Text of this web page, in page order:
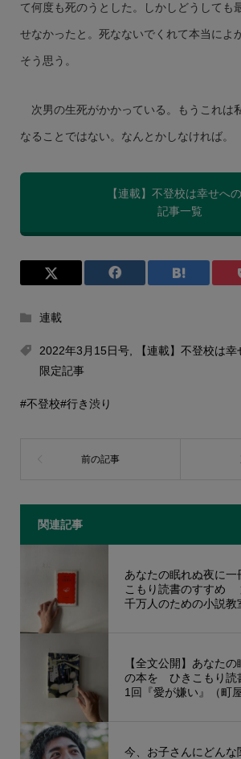
て何度も死のうとした。しかしどうしても
せなかったと。死なないでくれて本当によ
そう思う。
次男の生死がかかっている。もうこれは
なることではない。なんとかしなければ。
【連載】不登校は幸せへ
記事一覧
連載
2022年3月15日号, 【連載】不登校は
限定記事
#不登校#行き渋り
関連記事
あなたの眠れぬ夜に
こもり読書のすすめ
千万人のための小説教
【全文公開】あなた
の本を ひきこもり
1回『愛が嫌い』（町
今、お子さんにどんな